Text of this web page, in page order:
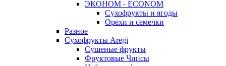
ЭКОНОМ - ECONOM
Сухофрукты и ягоды
Орехи и семечки
Разное
Сухофрукты Aregi
Сушеные фрукты
Фруктовые Чипсы